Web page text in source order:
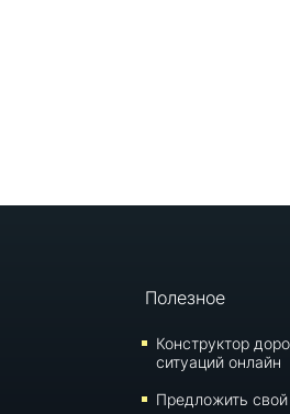
Полезное
Конструктор
ситуаций онлайн
Предложить